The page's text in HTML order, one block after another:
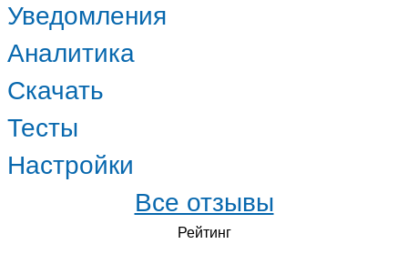
Уведомления
Аналитика
Скачать
Тесты
Настройки
Все отзывы
Рейтинг